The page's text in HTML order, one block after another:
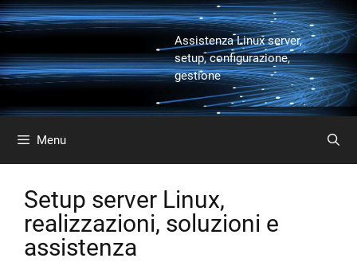
Vai
al
Assistenza Linux server,
setup, configurazione,
gestione
Menu
Setup server Linux,
realizzazioni, soluzioni e
assistenza